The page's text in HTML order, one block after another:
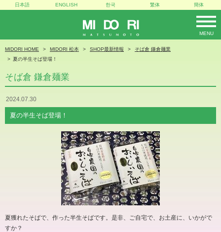
MIDORI
MENU
日本語 ENGLISH 한국 繁体 簡体
MIDORI HOME MIDORI 松本 SHOP最新情報
そば倉 鎌倉麺業
夏の半生そば登場！
そば倉 鎌倉麺業
2024.07.30
夏の半生そば登場！
夏獲れたそばで、作った半生そばです。是非、ご自宅で、お土産に、いかがで
すか？